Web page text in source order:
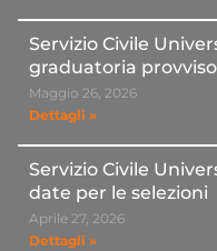
Servizio Civile
graduatoria
Maggio 26, 2026
Dettagli »
Servizio Civile
date per le selezioni
Aprile 27, 2026
Dettagli »